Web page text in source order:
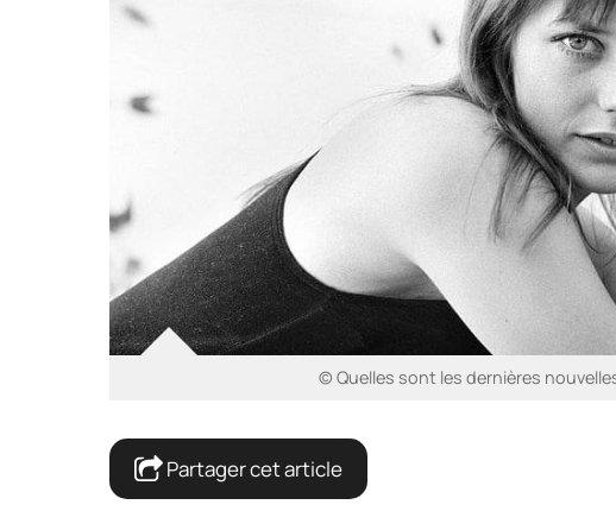
© Quelles sont les dernières
Partager cet article